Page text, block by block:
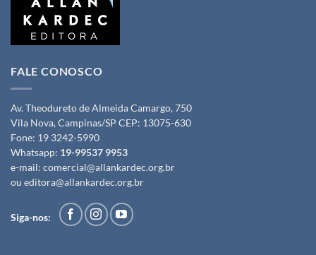
FALE CONOSCO
Av. Theodureto de Almeida Camargo, 750
Vila Nova, Campinas/SP CEP: 13075-630
Fone: 19 3242-5990
Whatsapp: 19-99537 9953
e-mail: comercial@allankardec.org.br
ou editora@allankardec.org.br
Siga-nos: